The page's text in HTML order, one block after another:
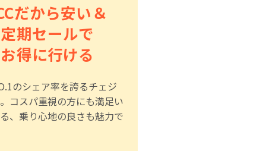
だから安い＆
定期セールで
お得に行ける
のシェア率を誇るチェジ
コスパ重視の方にも満足い
、乗り心地の良さも魅力で